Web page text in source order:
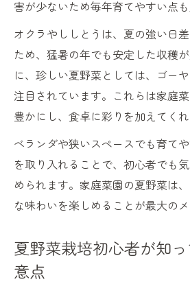
害が少ないため毎年育てやすい点も
オクラやししとうは、夏の強い日
ため、猛暑の年でも安定した収穫
に、珍しい夏野菜としては、ゴー
注目されています。これらは家庭
豊かにし、食卓に彩りを加えてくれ
ベランダや狭いスペースでも育て
を取り入れることで、初心者でも
められます。家庭菜園の夏野菜は
な味わいを楽しめることが最大のメ
夏野菜栽培初心者が知
意点